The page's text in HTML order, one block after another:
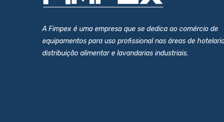
A Fimpex é uma empresa que se dedica ao comércio de
equipamentos para uso profissional nas áreas de
distribuição alimentar e lavandarias industriais.